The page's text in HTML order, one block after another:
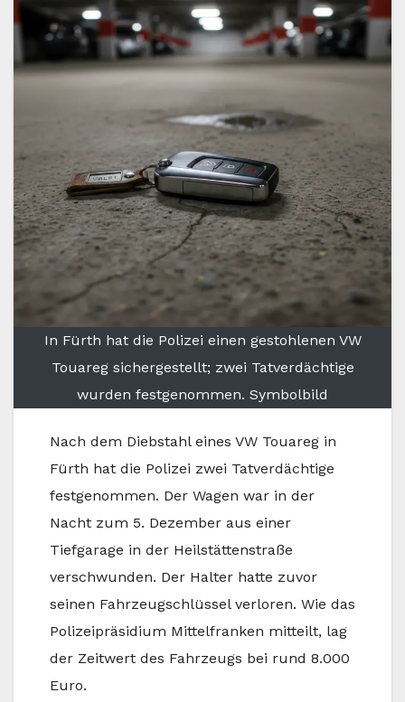
In Fürth hat die Polizei einen gestohlenen VW
Touareg sichergestellt; zwei Tatverdächtige
wurden festgenommen. Symbolbild
Nach dem Diebstahl eines VW Touareg in
Fürth hat die Polizei zwei Tatverdächtige
festgenommen. Der Wagen war in der
Nacht zum 5. Dezember aus einer
Tiefgarage in der Heilstättenstraße
verschwunden. Der Halter hatte zuvor
seinen Fahrzeugschlüssel verloren. Wie das
Polizeipräsidium Mittelfranken mitteilt, lag
der Zeitwert des Fahrzeugs bei rund 8.000
Euro.